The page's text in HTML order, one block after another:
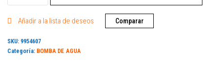
Añadir a la lista de deseos Comparar
SKU: 9954607
Categoría: BOMBA DE AGUA